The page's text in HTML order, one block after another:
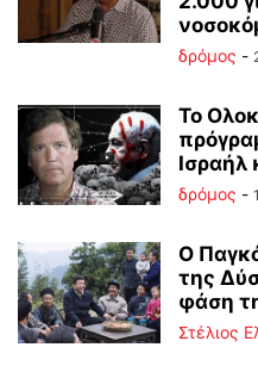
δρόμος -
Το
Ισραήλ
δρόμος -
Ο
της
φάση
Στέλιος